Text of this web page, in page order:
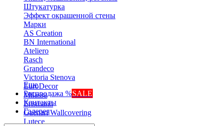
Штукатурка
Эффект окрашенной стены
Марки
AS Creation
BN International
Ateliero
Rasch
Grandeco
Victoria Stenova
EuroDecor
Milassa
Erismann
Gaenari Wallcovering
Lutece
Еще
Распродажа %SALE
Контакты
Галерея